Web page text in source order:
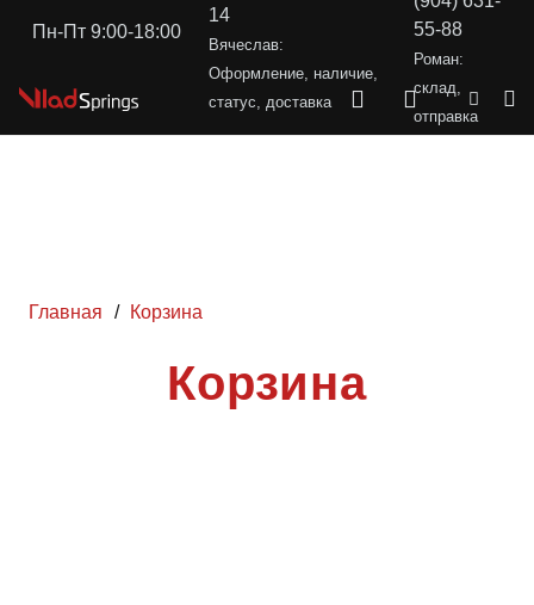
Пн-Пт 9:00-18:00
14
Вячеслав:
Оформление, наличие,
статус, доставка
55-88
Роман:
склад,
отправка
Главная / Корзина
Корзина